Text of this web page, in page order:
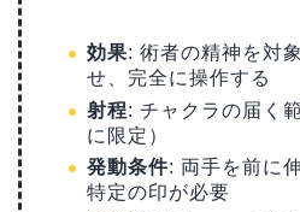
効果: 術者の精神を対
せ、完全に操作する
射程: チャクラの届く
に限定）
発動条件: 両手を前に
特定の印が必要